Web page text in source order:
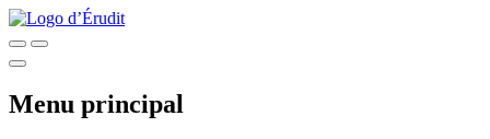
Menu principal